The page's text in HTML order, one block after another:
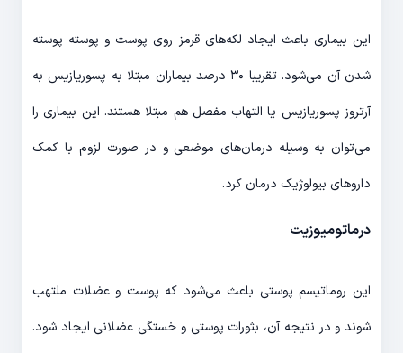
این بیماری باعث ایجاد لکه‌های قرمز روی پوست و پوسته پوسته
شدن آن می‌شود. تقریبا ۳۰ درصد بیماران مبتلا به پسوریازیس به
آرتروز پسوریازیس یا التهاب مفصل هم مبتلا هستند. این بیماری را
می‌توان به وسیله درمان‌های موضعی و در صورت لزوم با کمک
داروهای بیولوژیک درمان کرد.
درماتومیوزیت
این روماتیسم پوستی باعث می‌شود که پوست و عضلات ملتهب
شوند و در نتیجه آن، بثورات پوستی و خستگی عضلانی ایجاد شود.